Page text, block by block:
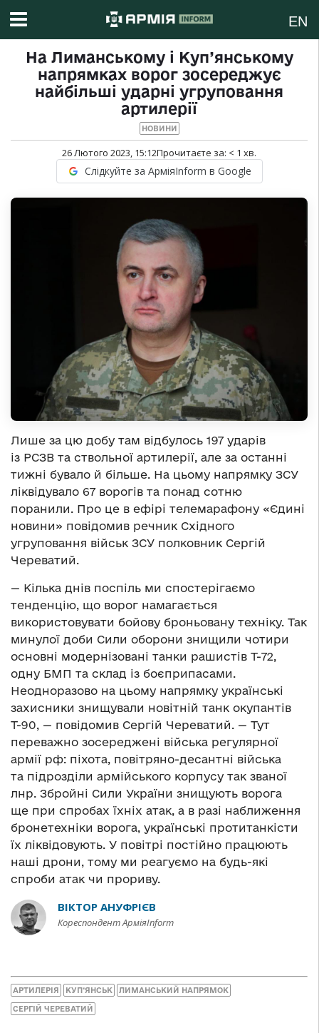
EN
На Лиманському і Куп’янському
напрямках ворог зосереджує
найбільші ударні угруповання
артилерії
НОВИНИ
26 Лютого 2023, 15:12Прочитаєте за: < 1 хв.
Слідкуйте за АрміяInform в Google
Лише за цю добу там відбулось 197 ударів
із РСЗВ та ствольної артилерії, але за останні
тижні бувало й більше. На цьому напрямку ЗСУ
ліквідувало 67 ворогів та понад сотню
поранили. Про це в ефірі телемарафону «Єдині
новини» повідомив речник Східного
угруповання військ ЗСУ полковник Сергій
Череватий.
— Кілька днів поспіль ми спостерігаємо
тенденцію, що ворог намагається
використовувати бойову броньовану техніку. Так
минулої доби Сили оборони знищили чотири
основні модернізовані танки рашистів Т-72,
одну БМП та склад із боєприпасами.
Неодноразово на цьому напрямку українські
захисники знищували новітній танк окупантів
Т-90, — повідомив Сергій Череватий. — Тут
переважно зосереджені війська регулярної
армії рф: піхота, повітряно-десантні війська
та підрозділи армійського корпусу так званої
лнр. Збройні Сили України знищують ворога
ще при спробах їхніх атак, а в разі наближення
бронетехніки ворога, українські протитанкісти
їх ліквідовують. У повітрі постійно працюють
наші дрони, тому ми реагуємо на будь-які
спроби атак чи прориву.
ВІКТОР АНУФРІЄВ
Кореспондент АрміяInform
АРТИЛЕРІЯ КУП‘ЯНСЬК ЛИМАНСЬКИЙ НАПРЯМОК
СЕРГІЙ ЧЕРЕВАТИЙ